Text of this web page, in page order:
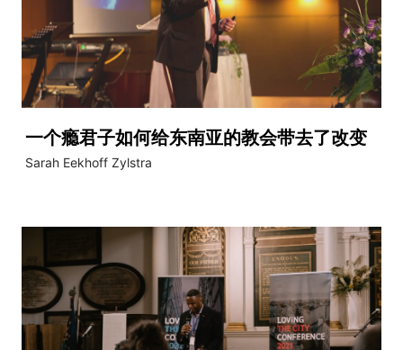
一个瘾君子如何给东南亚的教会带去了改变
Sarah Eekhoff Zylstra